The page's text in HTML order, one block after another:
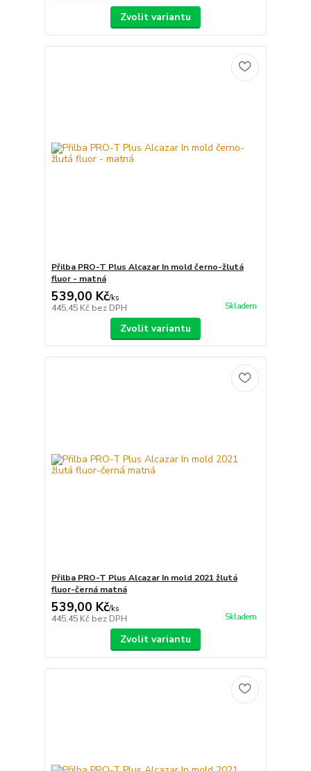
Zvolit variantu
Přilba PRO-T Plus Alcazar In mold černo-žlutá
fluor - matná
539,00 Kč/ks
445,45 Kč bez DPH Skladem
Zvolit variantu
Přilba PRO-T Plus Alcazar In mold 2021 žlutá
fluor-černá matná
539,00 Kč/ks
445,45 Kč bez DPH Skladem
Zvolit variantu